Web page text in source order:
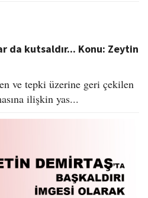
da kutsaldır... Konu: Zeytin
ve tepki üzerine geri çekilen
ilişkin yas...